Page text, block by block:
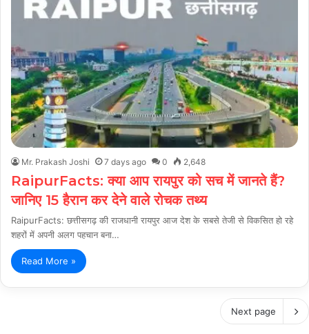
Mr. Prakash Joshi 7 days ago 0 2,648
RaipurFacts: क्या आप रायपुर को सच में जानते हैं?
जानिए 15 हैरान कर देने वाले रोचक तथ्य
RaipurFacts: छत्तीसगढ़ की राजधानी रायपुर आज देश के सबसे तेजी से विकसित हो रहे
शहरों में अपनी अलग पहचान बना…
Read More »
Next page